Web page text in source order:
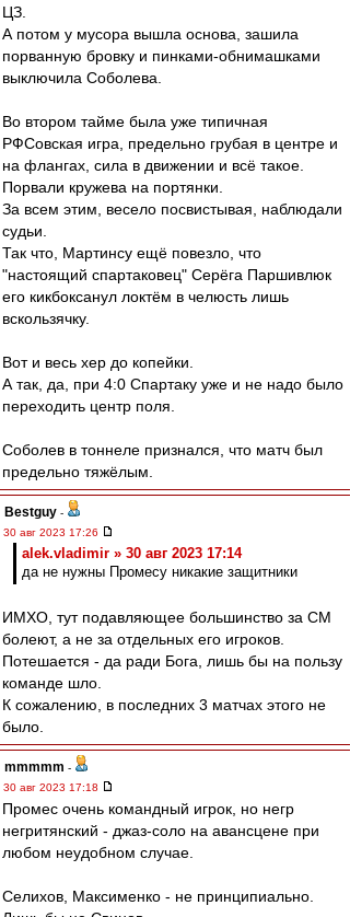
ЦЗ.
А потом у мусора вышла основа, зашила
порванную бровку и пинками-обнимашками
выключила Соболева.
Во втором тайме была уже типичная
РФСовская игра, предельно грубая в центре и
на флангах, сила в движении и всё такое.
Порвали кружева на портянки.
За всем этим, весело посвистывая, наблюдали
судьи.
Так что, Мартинсу ещё повезло, что
"настоящий спартаковец" Серёга Паршивлюк
его кикбоксанул локтём в челюсть лишь
вскользячку.
Вот и весь хер до копейки.
А так, да, при 4:0 Спартаку уже и не надо было
переходить центр поля.
Соболев в тоннеле признался, что матч был
предельно тяжёлым.
Bestguy -
30 авг 2023 17:26
alek.vladimir » 30 авг 2023 17:14
да не нужны Промесу никакие защитники
ИМХО, тут подавляющее большинство за СМ
болеют, а не за отдельных его игроков.
Потешается - да ради Бога, лишь бы на пользу
команде шло.
К сожалению, в последних 3 матчах этого не
было.
mmmmm -
30 авг 2023 17:18
Промес очень командный игрок, но негр
негритянский - джаз-соло на авансцене при
любом неудобном случае.
Селихов, Максименко - не принципиально.